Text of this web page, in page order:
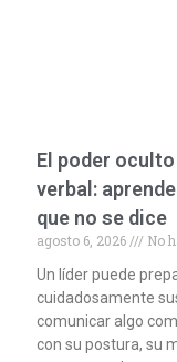
El poder
verbal:
que no se dice
agosto 6, 2026
No
Un líder puede
cuidadosamente
comunicar algo
con su postura, su